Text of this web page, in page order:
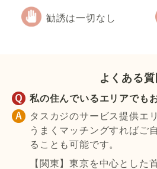
勧誘は一切なし
よくある質
私の住んでいるエリアでも
タスカジのサービス提供エ
うまくマッチングすればご
ることも可能です。
【関東】東京を中心とした